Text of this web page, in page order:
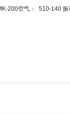
200空气
510-140 振